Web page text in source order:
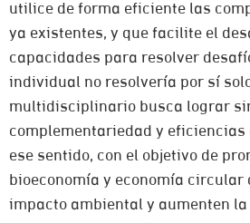
utilice de forma eficiente las
ya existentes, y que facilite el
capacidades para resolver
individual no resolvería por sí
multidisciplinario busca lograr
complementariedad y eficiencias
ese sentido, con el objetivo de
bioeconomía y economía circular
impacto ambiental y aumenten